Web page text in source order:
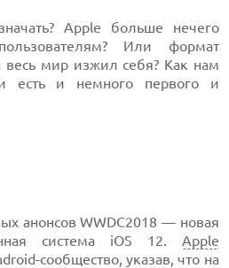
Apple больше нечего
Или формат
весь мир изжил себя? Как нам
есть и немного первого и
анонсов WWDC2018 — новая
система iOS 12. Apple
сообщество, указав, что на